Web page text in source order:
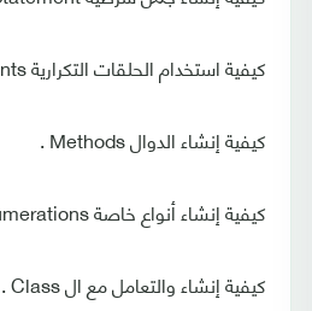
كيفية استخدام الحلقات التكرارية Loop Statements.
كيفية إنشاء الدوال Methods .
كيفية إنشاء أنواع خاصة Enumerations ..
كيفية إنشاء والتعامل مع ال Class .